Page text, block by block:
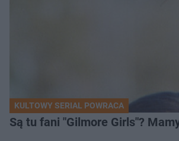
KULTOWY SERIAL POWRACA
Są tu fani "Gilmore Girls"?